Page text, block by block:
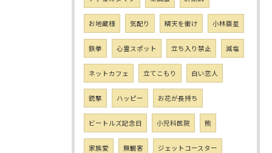
お地蔵様 気配り 晴天を衝け 小林亜星
鉄拳 心霊スポット 立ち入り禁止 減塩
ネットカフェ 立てこもり 白い恋人
銃撃 ハッピー お花が長持ち
ビートルズ記念日 小児科医院 熊
家族愛 無観客 ジェットコースター